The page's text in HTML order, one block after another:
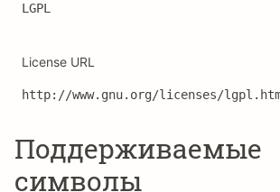
LGPL
License URL
http://www.gnu.org/licenses/
Поддерживаемые
символы